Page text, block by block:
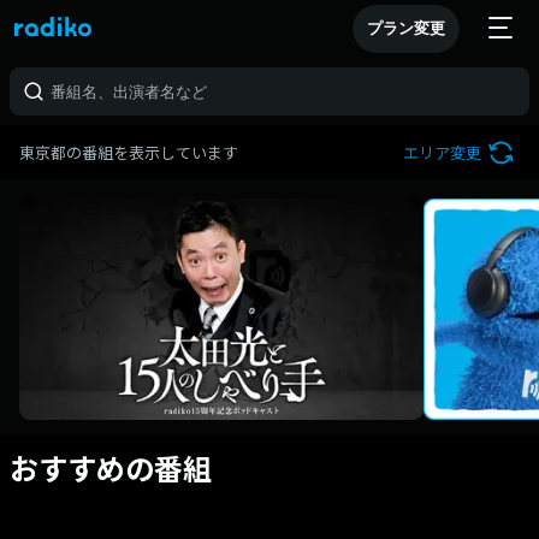
プラン変更
東京都の番組を表示しています エリア変更
おすすめの番組